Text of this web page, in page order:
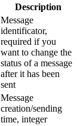
Description
Message
identificator,
required if you
want to change the
status of a message
after it has been
sent
Message
creation/sending
time, integer